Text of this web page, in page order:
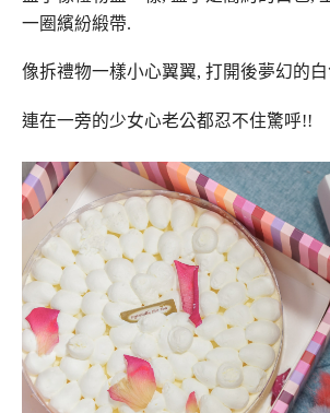
一圈繽紛緞帶.
像拆禮物一樣小心翼翼, 打開後夢幻的
連在一旁的少女心老公都忍不住驚呼!!